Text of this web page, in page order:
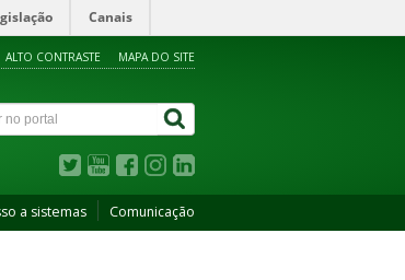
Canais
ALTO CONTRASTE MAPA DO SITE
a sistemas Comunicação